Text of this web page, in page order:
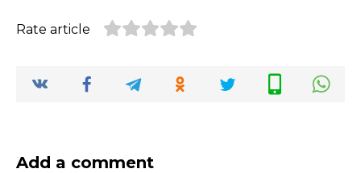
Rate article
Add a comment